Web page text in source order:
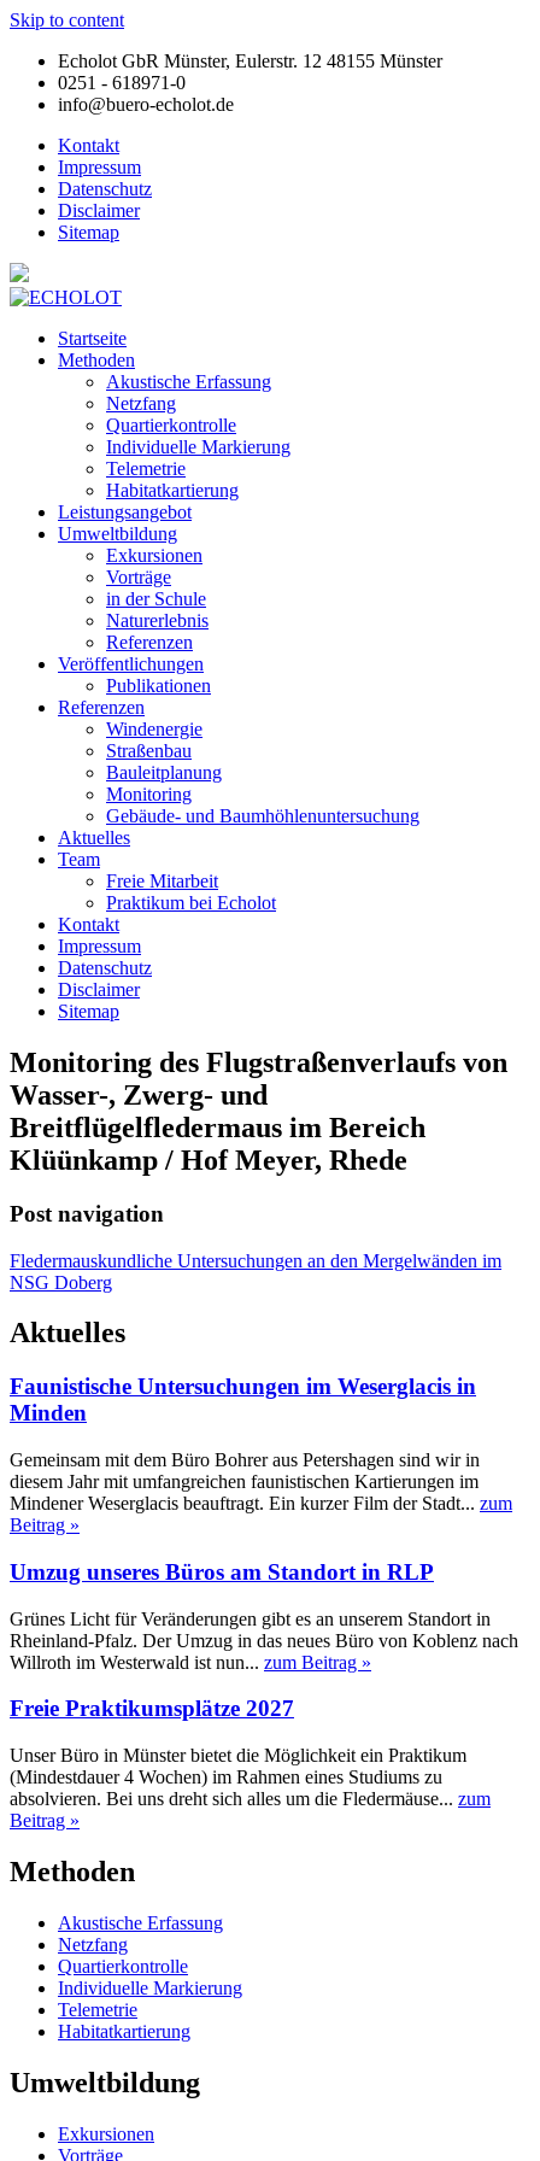
Skip to content
Echolot GbR Münster, Eulerstr. 12 48155 Münster
0251 - 618971-0
info@buero-echolot.de
Kontakt
Impressum
Datenschutz
Disclaimer
Sitemap
Startseite
Methoden
Akustische Erfassung
Netzfang
Quartierkontrolle
Individuelle Markierung
Telemetrie
Habitatkartierung
Leistungsangebot
Umweltbildung
Exkursionen
Vorträge
in der Schule
Naturerlebnis
Referenzen
Veröffentlichungen
Publikationen
Referenzen
Windenergie
Straßenbau
Bauleitplanung
Monitoring
Gebäude- und Baumhöhlenuntersuchung
Aktuelles
Team
Freie Mitarbeit
Praktikum bei Echolot
Kontakt
Impressum
Datenschutz
Disclaimer
Sitemap
Monitoring des Flugstraßenverlaufs von
Wasser-, Zwerg- und
Breitflügelfledermaus im Bereich
Klüünkamp / Hof Meyer, Rhede
Post navigation
Fledermauskundliche Untersuchungen an den Mergelwänden im
NSG Doberg
Aktuelles
Faunistische Untersuchungen im Weserglacis in
Minden
Gemeinsam mit dem Büro Bohrer aus Petershagen sind wir in
diesem Jahr mit umfangreichen faunistischen Kartierungen im
Mindener Weserglacis beauftragt. Ein kurzer Film der Stadt... zum
Beitrag »
Umzug unseres Büros am Standort in RLP
Grünes Licht für Veränderungen gibt es an unserem Standort in
Rheinland-Pfalz. Der Umzug in das neues Büro von Koblenz nach
Willroth im Westerwald ist nun... zum Beitrag »
Freie Praktikumsplätze 2027
Unser Büro in Münster bietet die Möglichkeit ein Praktikum
(Mindestdauer 4 Wochen) im Rahmen eines Studiums zu
absolvieren. Bei uns dreht sich alles um die Fledermäuse... zum
Beitrag »
Methoden
Akustische Erfassung
Netzfang
Quartierkontrolle
Individuelle Markierung
Telemetrie
Habitatkartierung
Umweltbildung
Exkursionen
Vorträge